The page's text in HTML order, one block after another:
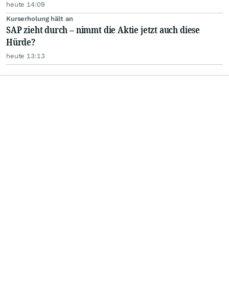
heute 14:09
Kurserholung hält an
SAP zieht durch – nimmt die Aktie jetzt auch diese
Hürde?
heute 13:13